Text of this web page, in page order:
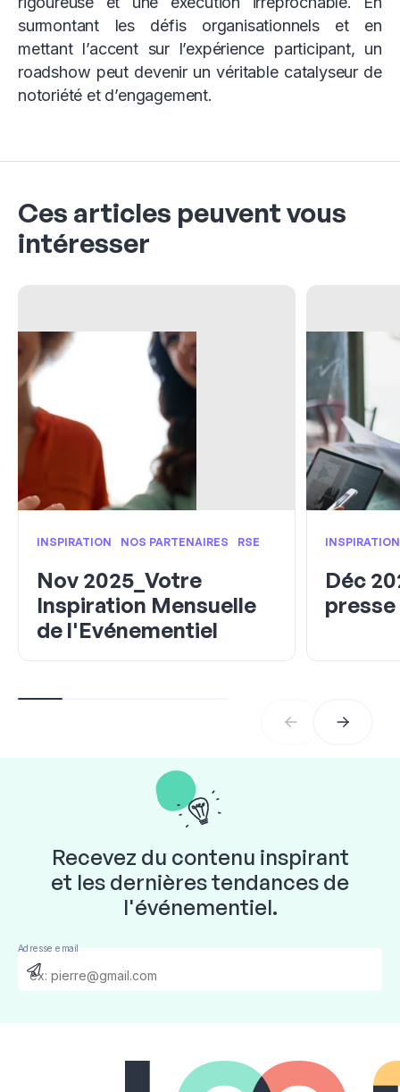
surmontant les défis organisationnels et en
mettant l’accent sur l’expérience participant, un
roadshow peut devenir un véritable catalyseur de
notoriété et d’engagement.
Ces articles peuvent vous
intéresser
INSPIRATION NOS PARTENAIRES RSE
Nov 2025_Votre
Inspiration Mensuelle
de l'Evénementiel
INSPIRATION
Déc
presse
Recevez du contenu inspirant
et les dernières tendances de
l'événementiel.
Adresse email
Send